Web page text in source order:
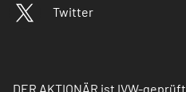
Twitter
DER AKTIONÄR ist IVW-geprüft